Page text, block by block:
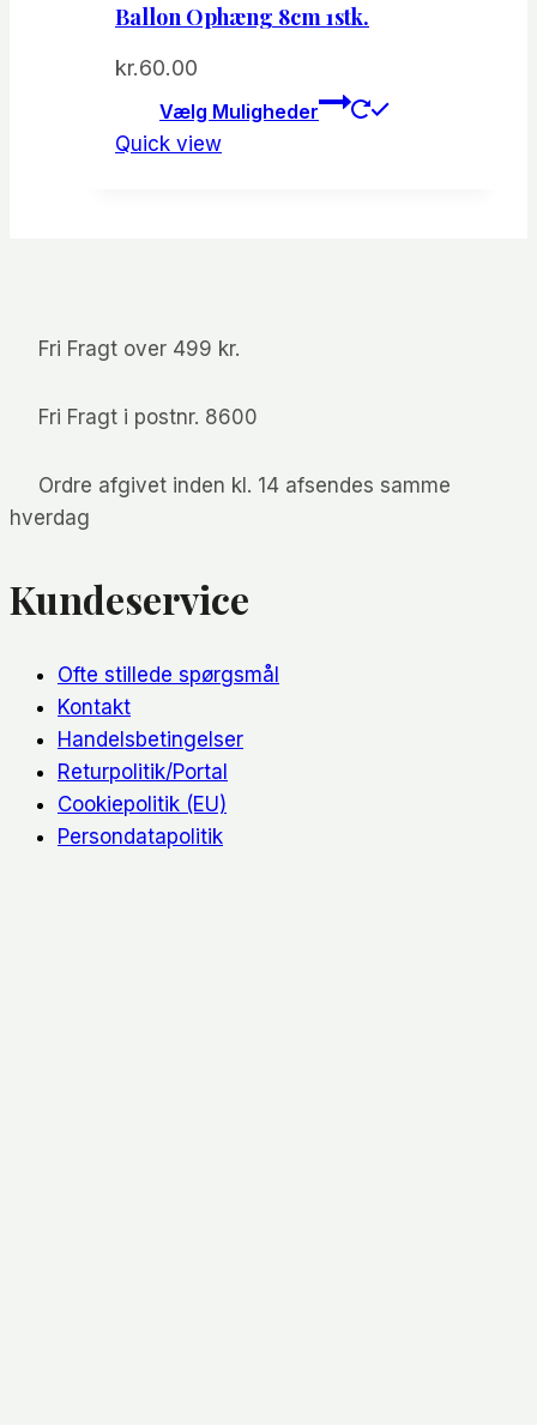
Ballon Ophæng 8cm 1stk.
kr.60.00
Vælg Muligheder
Quick view
Fri Fragt over 499 kr.
Fri Fragt i postnr. 8600
Ordre afgivet inden kl. 14 afsendes samme
hverdag
Kundeservice
Ofte stillede spørgsmål
Kontakt
Handelsbetingelser
Returpolitik/Portal
Cookiepolitik (EU)
Persondatapolitik